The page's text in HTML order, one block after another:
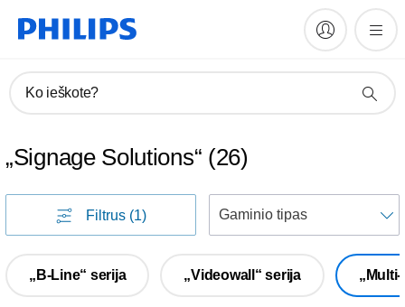
Ko ieškote?
„Signage Solutions“ (26)
Filtrus (1)
„B-Line“ serija „Videowall“ serija